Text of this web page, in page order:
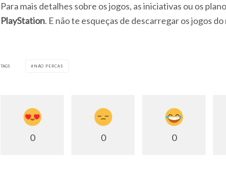
Para mais detalhes sobre os jogos, as iniciativas ou os
PlayStation. E não te esqueças de descarregar os jogos
TAGS NÃO PERCAS
0 0 0